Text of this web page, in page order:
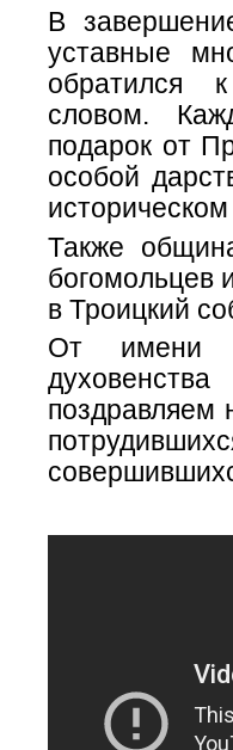
В
уставные
обратился
словом.
подарок от
особой
Также
богомольцев
в Троицкий
От имени
поздравляем